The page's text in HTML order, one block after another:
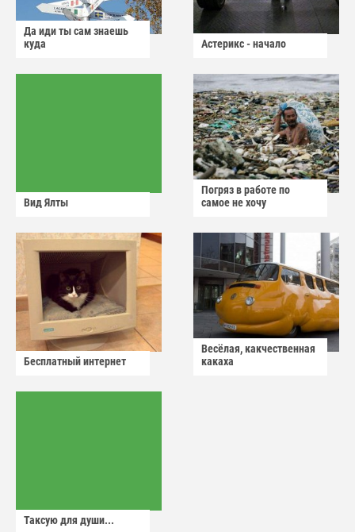
Да иди ты сам знаешь
куда
Астерикс - начало
Вид Ялты
Погряз в работе по
самое не хочу
Бесплатный интернет
Весёлая, какчественная
какаха
Таксую для души...